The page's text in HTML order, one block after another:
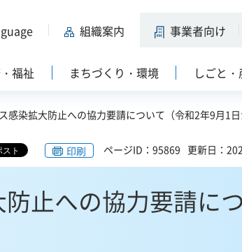
組織案内 事業者向け
福祉 まちづくり・環境 しごと
感染拡大防止への協力要請について（令和2年9月1
印刷 ページID：95869 更新日：
止への協力要請に